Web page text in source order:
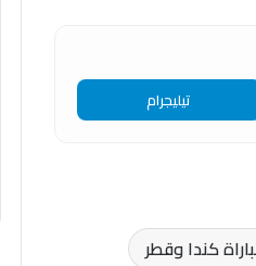
تيليجرام
كندا وقطر